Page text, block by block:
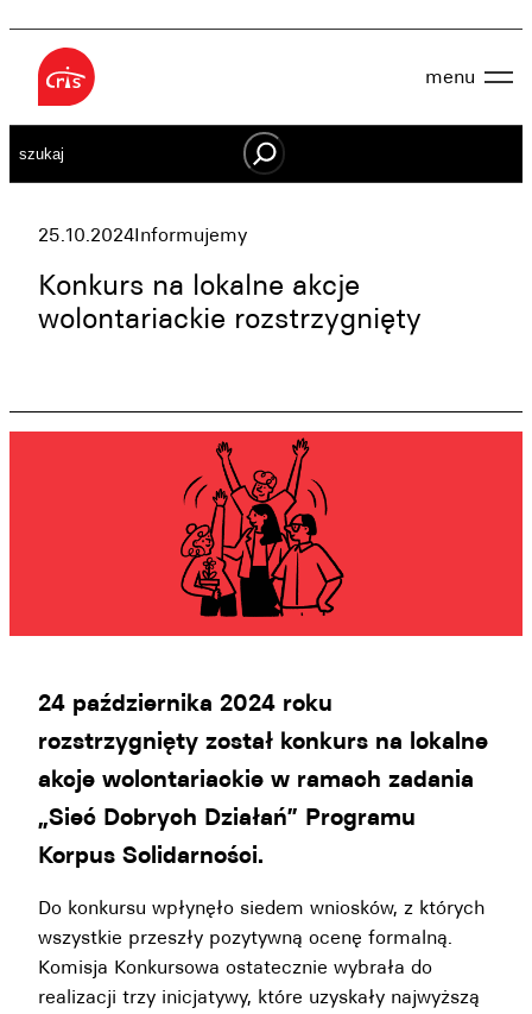
Przejdź
treści
menu
Aktualności
Wspieraj nas
OWES
Oferta
Szukaj
25.10.2024Informujemy
Konkurs na lokalne akcje
wolontariackie rozstrzygnięty
24 października 2024 roku
rozstrzygnięty został konkurs na lokalne
akcje wolontariackie w ramach zadania
„Sieć Dobrych Działań” Programu
Korpus Solidarności.
Do konkursu wpłynęło siedem wniosków, z których
wszystkie przeszły pozytywną ocenę formalną.
Komisja Konkursowa ostatecznie wybrała do
realizacji trzy inicjatywy, które uzyskały najwyższą